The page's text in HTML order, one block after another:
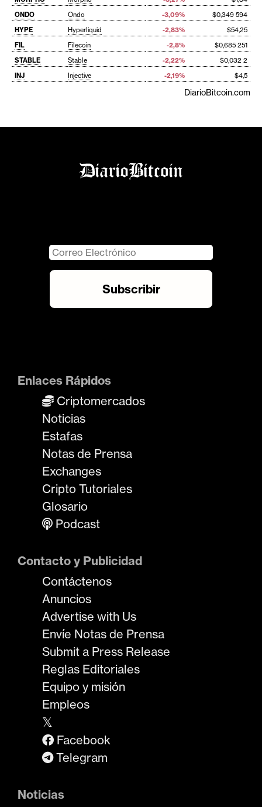
ONDO
Ondo -3,09%
$0,349 594
HYPE
Hyperliquid -2,83%
$54,25
FIL
Filecoin -2,8%
$0,685 251
STABLE
Stable -2,22%
$0,032 2
INJ
Injective -2,19% $4,5
DiarioBitcoin.com
Enlaces Rápidos
Criptomercados
Noticias
Estafas
Notas de Prensa
Exchanges
Cripto Tutoriales
Glosario
Podcast
Contacto y Publicidad
Contáctenos
Anuncios
Advertise with Us
Envíe Notas de Prensa
Submit a Press Release
Reglas Editoriales
Equipo y misión
Empleos
𝕏
Facebook
Telegram
Noticias